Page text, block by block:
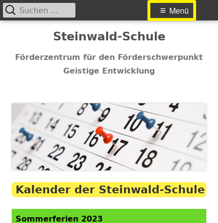
Inhalt
Steinwald-Schule
Förderzentrum für den Förderschwerpunkt
Geistige Entwicklung
Primäres
Menü
Suchen
nach:
Kalender der Steinwald-Schule
Sommerferien 2023